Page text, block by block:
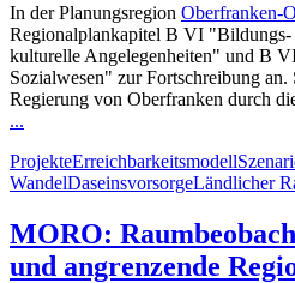
In der Planungsregion Oberfranken-
Regionalplankapitel B VI "Bildungs-
kulturelle Angelegenheiten" und B
Sozialwesen" zur Fortschreibung
Regierung von Oberfranken durch
...
ProjekteErreichbarkeitsmodell
WandelDaseinsvorsorgeLändlicher
MORO:
und angrenzende